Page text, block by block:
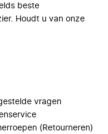
beste
Houdt u van onze
vragen
(Retourneren)